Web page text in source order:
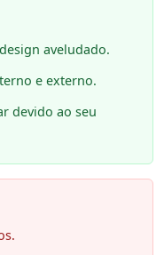
aveludado.
e externo.
devido ao seu